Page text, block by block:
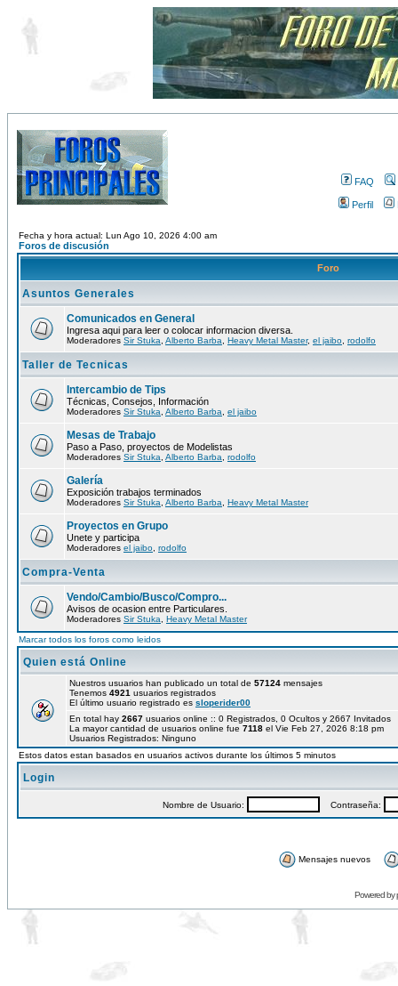
FAQ
Perfil
Fecha y hora actual: Lun Ago 10, 2026 4:00 am
Foros de discusión
Foro
Asuntos Generales
Comunicados en General
Ingresa aqui para leer o colocar informacion diversa.
Moderadores Sir Stuka Alberto Barba Heavy Metal Master, el jaibo rodolfo
Taller de Tecnicas
Intercambio de Tips
Técnicas, Consejos, Información
Moderadores Sir Stuka Alberto Barba el jaibo
Mesas de Trabajo
Paso a Paso, proyectos de Modelistas
Moderadores Sir Stuka Alberto Barba rodolfo
Galería
Exposición trabajos terminados
Moderadores Sir Stuka Alberto Barba Heavy Metal Master
Proyectos en Grupo
Unete y participa
Moderadores el jaibo rodolfo
Compra-Venta
Vendo/Cambio/Busco/Compro...
Avisos de ocasion entre Particulares.
Moderadores Sir Stuka Heavy Metal Master
Marcar todos los foros como leidos
Quien está Online
Nuestros usuarios han publicado un total de 57124 mensajes
Tenemos 4921 usuarios registrados
El último usuario registrado es sloperider00
En total hay 2667 usuarios online :: 0 Registrados, 0 Ocultos y 2667
La mayor cantidad de usuarios online fue 7118 el Vie Feb 27, 2026 8:18 pm
Usuarios Registrados: Ninguno
Estos datos estan basados en usuarios activos durante los últimos 5 minutos
Login
Nombre de Usuario: Contraseña:
Mensajes nuevos
Powered by